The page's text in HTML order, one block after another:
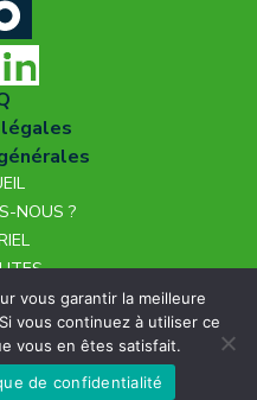
NOUS ?
vous garantir la meilleure
vous continuez à utiliser ce
vous en êtes satisfait.
de confidentialité